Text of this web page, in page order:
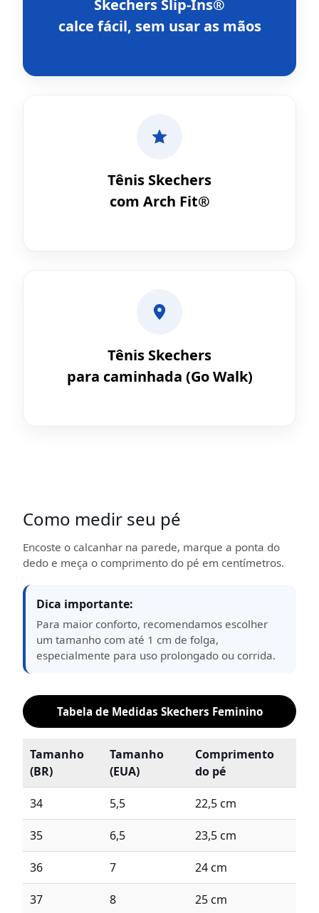
Skechers Slip-Ins®
calce fácil, sem usar as mãos
Tênis Skechers
com Arch Fit®
Tênis Skechers
para caminhada (Go Walk)
Como medir seu pé
Encoste o calcanhar na parede, marque a ponta do
dedo e meça o comprimento do pé em centímetros.
Dica importante:
Para maior conforto, recomendamos escolher
um tamanho com até 1 cm de folga,
especialmente para uso prolongado ou corrida.
Tabela de Medidas Skechers Feminino
Tamanho
(BR)
Tamanho
(EUA)
Comprimento
do pé
34 5,5 22,5 cm
35 6,5 23,5 cm
36 7 24 cm
37 8 25 cm